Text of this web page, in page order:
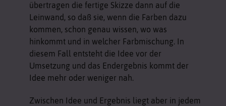
übertragen die fertige Skizze dann auf die
Leinwand, so daß sie, wenn die Farben dazu
kommen, schon genau wissen, wo was
hinkommt und in welcher Farbmischung. In
diesem Fall entsteht die Idee vor der
Umsetzung und das Endergebnis kommt der
Idee mehr oder weniger nah.
Zwischen Idee und Ergebnis liegt aber in jedem